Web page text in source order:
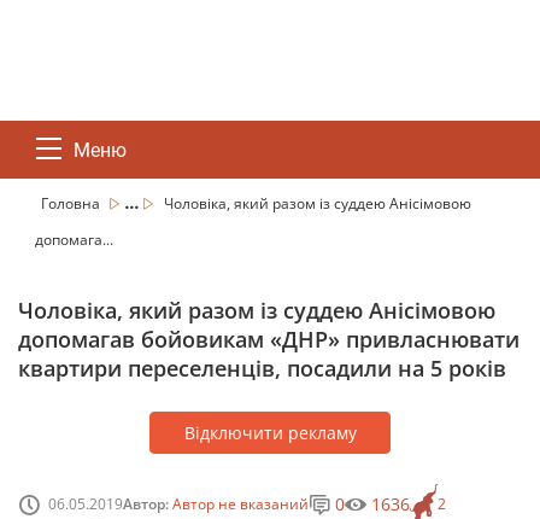
Меню
Головна ...
Чоловіка, який разом із суддею Анісімовою
допомага...
Чоловіка, який разом із суддею Анісімовою
допомагав бойовикам «ДНР» привласнювати
квартири переселенців, посадили на 5 років
Відключити рекламу
06.05.2019Автор:Автор не вказаний 2
0 1636